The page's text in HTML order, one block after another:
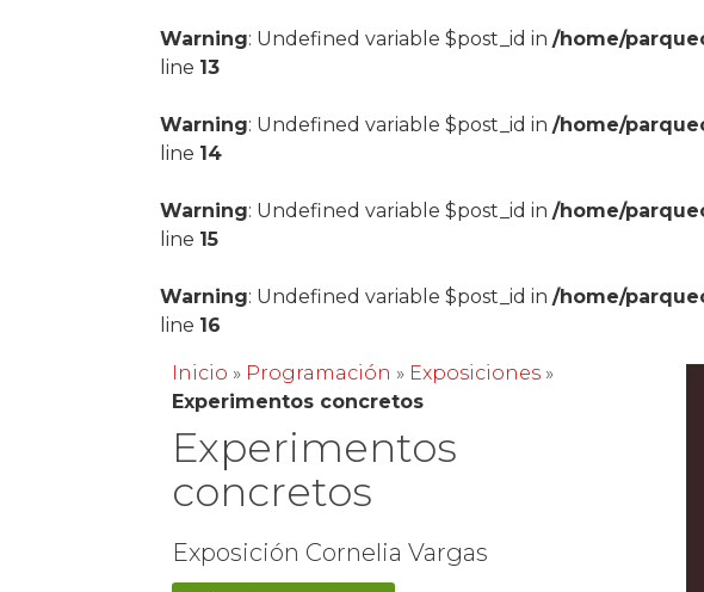
Warning: Undefined variable $post_id in/home/
line 13
Warning: Undefined variable $post_id in/home/
line 14
Warning: Undefined variable $post_id in/home/
line 15
Warning: Undefined variable $post_id in/home/
line 16
Inicio » Programación » Exposiciones »
Experimentos concretos
Experimentos
concretos
Exposición Cornelia Vargas